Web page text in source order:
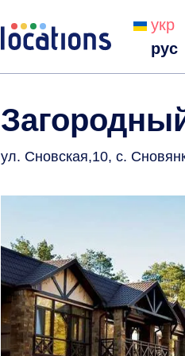
укр
рус
ул. Сновская,10, с.